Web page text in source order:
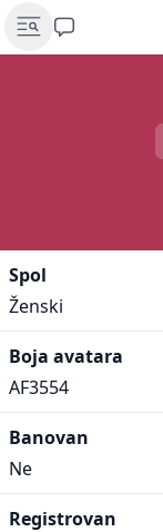
Spol
Ženski
Boja avatara
AF3554
Banovan
Ne
Registrovan